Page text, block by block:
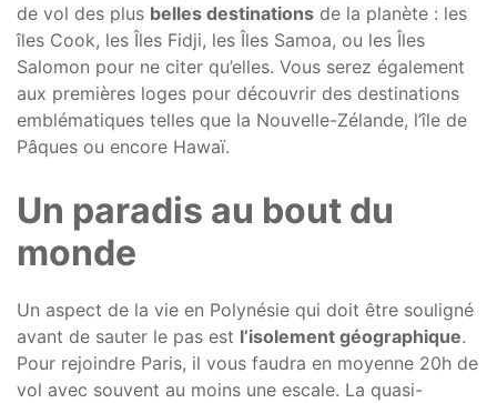
de vol des plus belles destinations de la planète : les
îles Cook, les Îles Fidji, les Îles Samoa, ou les Îles
Salomon pour ne citer qu’elles. Vous serez également
aux premières loges pour découvrir des destinations
emblématiques telles que la Nouvelle-Zélande, l’île de
Pâques ou encore Hawaï.
Un paradis au bout du
monde
Un aspect de la vie en Polynésie qui doit être souligné
avant de sauter le pas est l’isolement géographique.
Pour rejoindre Paris, il vous faudra en moyenne 20h de
vol avec souvent au moins une escale. La quasi-